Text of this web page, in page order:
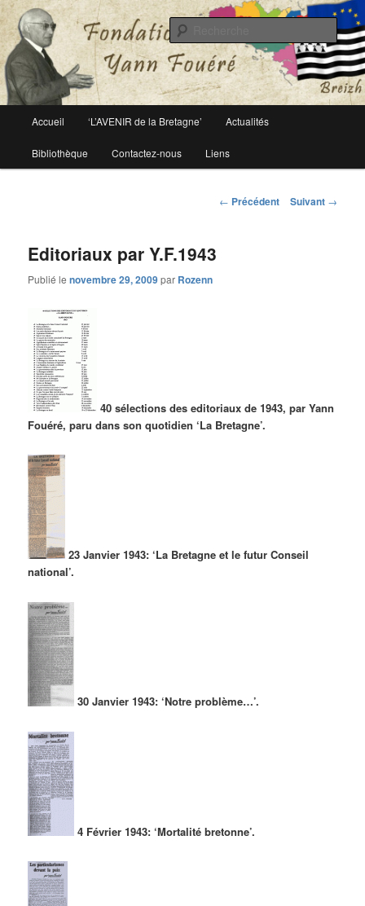
Fondation Yann Fouéré
Le site officiel de la fondation Yann Fouéré
principal
Aller
au
Accueil ‘L’AVENIR de la Bretagne’ Actualités
Bibliothèque Contactez-nous Liens
Navigation
← Précédent Suivant →
Editoriaux par Y.F.1943
Publié lenovembre 29, 2009par Rozenn
40 sélections des editoriaux de 1943, par Yann
Fouéré, paru dans son quotidien ‘La Bretagne’.
23 Janvier 1943: ‘La Bretagne et le futur Conseil
national’.
30 Janvier 1943: ‘Notre problème…’.
4 Février 1943: ‘Mortalité bretonne’.